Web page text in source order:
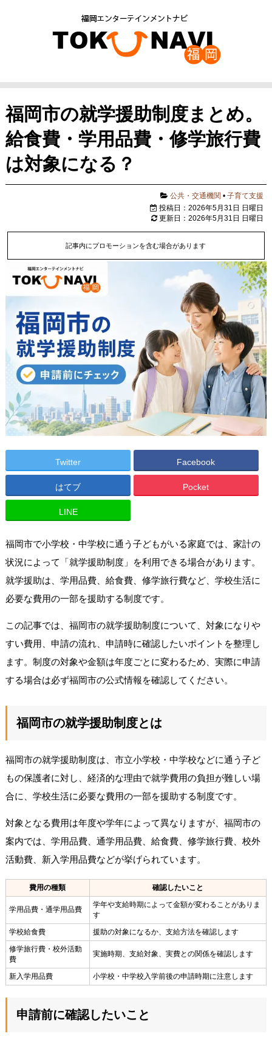
福岡市の就学援助制度まとめ。
給食費・学用品費・修学旅行費
は対象になる？
公共・交通機関 •子育て支援
投稿日：2026年5月31日 日曜日
更新日：2026年5月31日 日曜日
記事内にプロモーションを含む場合があります
Twitter Facebook
はてブ Pocket
LINE
福岡市で小学校・中学校に通う子どもがいる家庭では、家計の
状況によって「就学援助制度」を利用できる場合があります。
就学援助は、学用品費、給食費、修学旅行費など、学校生活に
必要な費用の一部を援助する制度です。
この記事では、福岡市の就学援助制度について、対象になりや
すい費用、申請の流れ、申請時に確認したいポイントを整理し
ます。制度の対象や金額は年度ごとに変わるため、実際に申請
する場合は必ず福岡市の公式情報を確認してください。
福岡市の就学援助制度とは
福岡市の就学援助制度は、市立小学校・中学校などに通う子ど
もの保護者に対し、経済的な理由で就学費用の負担が難しい場
合に、学校生活に必要な費用の一部を援助する制度です。
対象となる費用は年度や学年によって異なりますが、福岡市の
案内では、学用品費、通学用品費、給食費、修学旅行費、校外
活動費、新入学用品費などが挙げられています。
費用の種類 確認したいこと
学用品費・通学用品費
学年や支給時期によって金額が変わることがありま
す
学校給食費
援助の対象になるか、支給方法を確認します
修学旅行費・校外活動
費
実施時期、支給対象、実費との関係を確認します
新入学用品費 小学校・中学校入学前後の申請時期に注意します
申請前に確認したいこと